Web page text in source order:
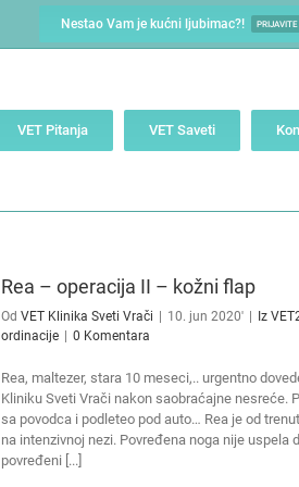
Nestao Vam je kućni ljubimac?!
VET Pitanja VET Saveti
Rea – operacija II – kožni flap
Od VET Klinika Sveti Vrači 10. jun 2020'
Iz
ordinacije
0 Komentara
Rea, maltezer, stara 10 meseci,.. urgentno
Kliniku Sveti Vrači nakon saobraćajne nesreće.
sa povodca i podleteo pod auto… Rea je od
na intenzivnoj nezi. Povređena noga nije uspela
povređeni [...]